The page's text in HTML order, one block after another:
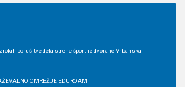
porušitve dela strehe športne dvorane Vrbanska
OMREŽJE EDUROAM